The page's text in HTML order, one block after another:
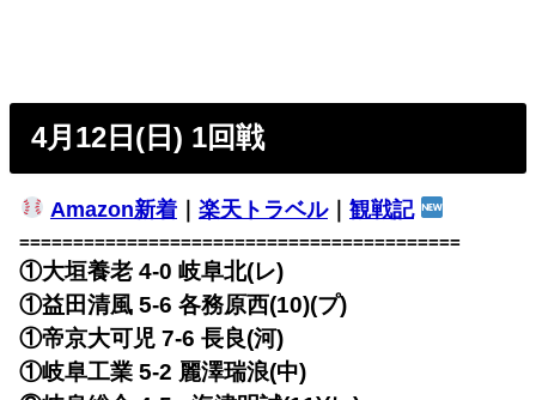
4月12日(日) 1回戦
Amazon新着｜ 楽天トラベル｜ 観戦記
=========================================
①大垣養老 4-0 岐阜北(レ)
①益田清風 5-6 各務原西(10)(プ)
①帝京大可児 7-6 長良(河)
①岐阜工業 5-2 麗澤瑞浪(中)